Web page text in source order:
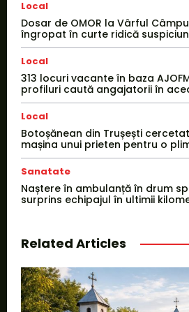
Local
Dosar de OMOR la Vârful
îngropat în curte ridică
Local
313 locuri vacante în baza
profiluri caută angajatorii în
Local
Botoșănean din Trușești
mașina unui prieten pentru o
Sanatate
Naștere în ambulanță în drum
surprins echipajul în ultimii
Related Articles